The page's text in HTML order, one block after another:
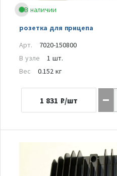
В наличии
розетка для прицепа
Арт.
7020-150800
В узле
1 шт.
Вес
0.152 кг
1 831 ₽/шт